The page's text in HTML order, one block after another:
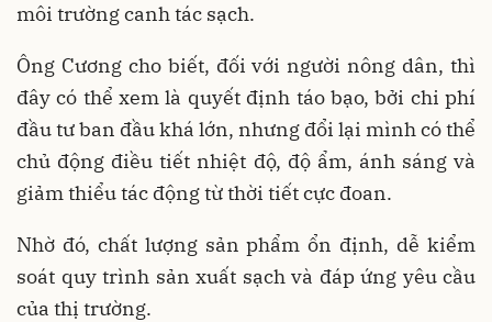
môi trường canh tác sạch.
Ông Cương cho biết, đối với người nông dân, thì
đây có thể xem là quyết định táo bạo, bởi chi phí
đầu tư ban đầu khá lớn, nhưng đổi lại mình có thể
chủ động điều tiết nhiệt độ, độ ẩm, ánh sáng và
giảm thiểu tác động từ thời tiết cực đoan.
Nhờ đó, chất lượng sản phẩm ổn định, dễ kiểm
soát quy trình sản xuất sạch và đáp ứng yêu cầu
của thị trường.